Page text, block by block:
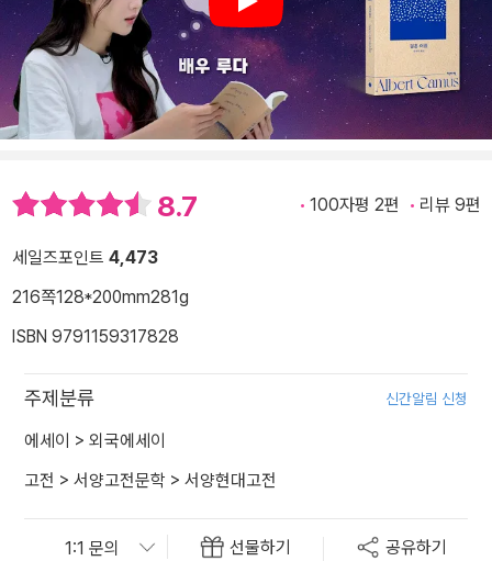
Play
8.7 100자평 2편 리뷰 9편
세일즈포인트 4,473
216쪽128*200mm281g
ISBN 9791159317828
주제분류 신간알림 신청
에세이 > 외국에세이
고전 > 서양고전문학 > 서양현대고전
선물하기 공유하기